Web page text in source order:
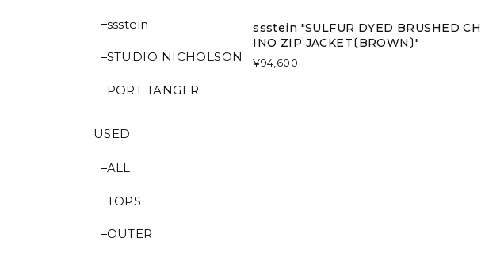
ssstein
STUDIO NICHOLSON
PORT TANGER
USED
ALL
TOPS
OUTER
ssstein "SULFUR DYED BRUSHED CH
INO ZIP JACKET〔BROWN〕"
¥94,600